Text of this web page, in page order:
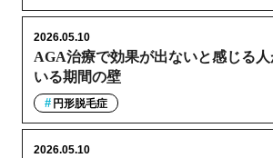
AGA治療で効果が出ないと感じる
いる期間の壁
2026.05.10
円形脱毛症
2026.05.10